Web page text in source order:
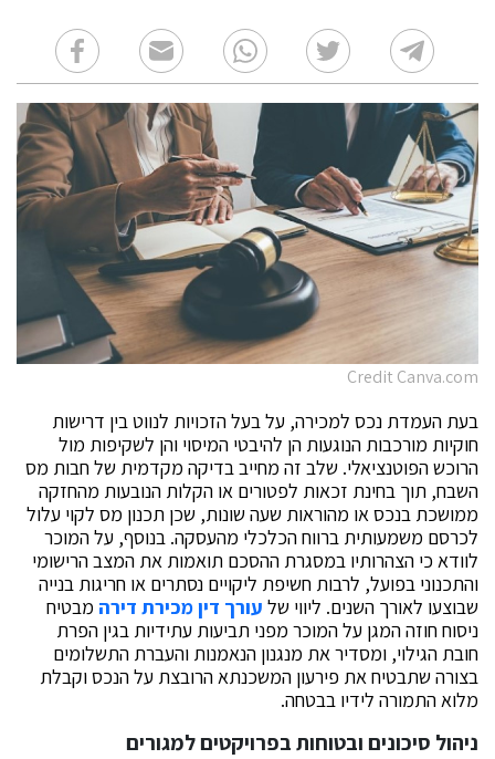
Credit Canva.com
בעת העמדת נכס למכירה, על בעל הזכויות לנווט בין דרישות
חוקיות מורכבות הנוגעות הן להיבטי המיסוי והן לשקיפות מול
הרוכש הפוטנציאלי. שלב זה מחייב בדיקה מקדמית של חבות מס
השבח, תוך בחינת זכאות לפטורים או הקלות הנובעות מהחזקה
ממושכת בנכס או מהוראות שעה שונות, שכן תכנון מס לקוי עלול
לכרסם משמעותית ברווח הכלכלי מהעסקה. בנוסף, על המוכר
לוודא כי הצהרותיו במסגרת ההסכם תואמות את המצב הרישומי
והתכנוני בפועל, לרבות חשיפת ליקויים נסתרים או חריגות בנייה
שבוצעו לאורך השנים. ליווי של עורך דין מכירת דירה מבטיח
ניסוח חוזה המגן על המוכר מפני תביעות עתידיות בגין הפרת
חובת הגילוי, ומסדיר את מנגנון הנאמנות והעברת התשלומים
בצורה שתבטיח את פירעון המשכנתא הרובצת על הנכס וקבלת
מלוא התמורה לידיו בבטחה.
ניהול סיכונים ובטוחות בפרויקטים למגורים